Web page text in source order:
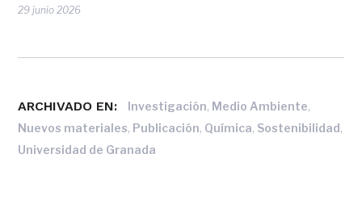
29 junio 2026
ARCHIVADO EN: Investigación, Medio Ambiente,
Nuevos materiales, Publicación, Química, Sostenibilidad,
Universidad de Granada